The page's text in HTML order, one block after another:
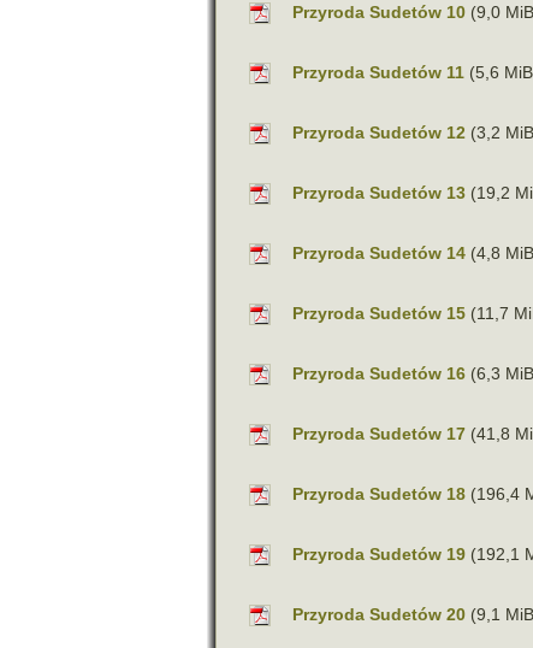
Przyroda Sudetów 10 (9,0
Przyroda Sudetów 11 (5,6
Przyroda Sudetów 12 (3,2
Przyroda Sudetów 13 (19,2
Przyroda Sudetów 14 (4,8
Przyroda Sudetów 15 (11,7
Przyroda Sudetów 16 (6,3
Przyroda Sudetów 17 (41,8
Przyroda Sudetów 18 (196,4
Przyroda Sudetów 19 (192,1
Przyroda Sudetów 20 (9,1